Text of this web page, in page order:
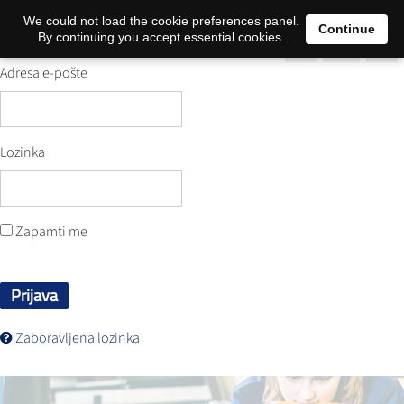
0
Adresa e-pošte
Lozinka
Zapamti me
Prijava
Zaboravljena lozinka
We could not load the cookie preferences panel.
By continuing you accept essential cookies.
Continue